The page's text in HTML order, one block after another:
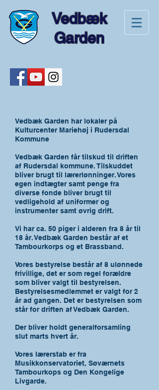
Vedbæk
Garden
Vedbæk Garden har lokaler på
Kulturcenter Mariehøj i Rudersdal
Kommune
Vedbæk Garden får tilskud til driften
af Rudersdal kommune. Tilskuddet
bliver brugt til lærerlønninger. Vores
egen indtægter samt penge fra
diverse fonde bliver brugt til
vedligehold af uniformer og
instrumenter samt øvrig drift.
Vi har ca. 50 piger i alderen fra 8 år til
18 år. Vedbæk Garden består af et
Tambourkorps og et Brassband.
Vores bestyrelse består af 8 ulønnede
frivillige, det er som regel forældre
som bliver valgt til bestyrelsen.
Bestyrelsesmedlemmet er valgt for 2
år ad gangen. Det er bestyrelsen som
står for driften af Vedbæk Garden.
Der bliver holdt generalforsamling
slut marts hvert år.
Vores lærerstab er fra
Musikkonservatoriet, Søværnets
Tambourkops og Den Kongelige
Livgarde.